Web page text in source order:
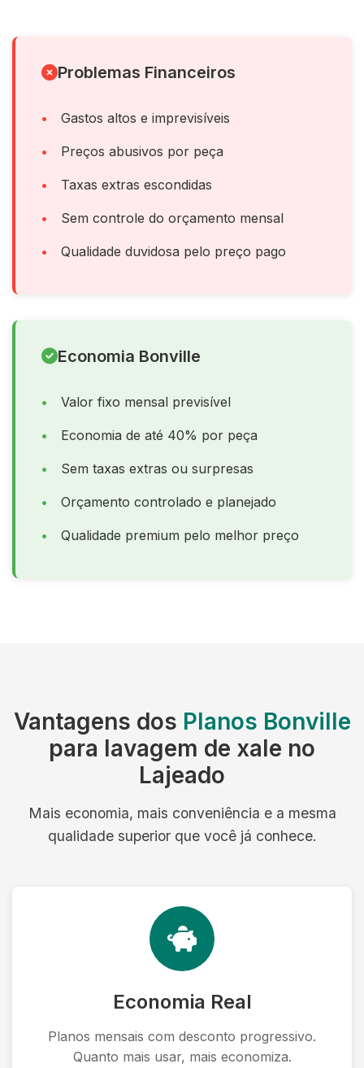
Problemas Financeiros
Gastos altos e imprevisíveis
Preços abusivos por peça
Taxas extras escondidas
Sem controle do orçamento mensal
Qualidade duvidosa pelo preço pago
Economia Bonville
Valor fixo mensal previsível
Economia de até 40% por peça
Sem taxas extras ou surpresas
Orçamento controlado e planejado
Qualidade premium pelo melhor preço
Vantagens dos Planos Bonville
para lavagem de xale no
Lajeado
Mais economia, mais conveniência e a mesma
qualidade superior que você já conhece.
Economia Real
Planos mensais com desconto progressivo.
Quanto mais usar, mais economiza.